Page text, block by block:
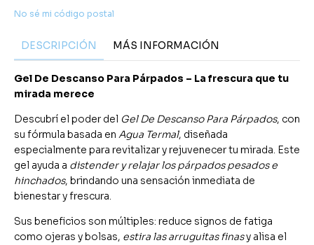
No sé mi código postal
DESCRIPCIÓN MÁS INFORMACIÓN
Gel De Descanso Para Párpados – La frescura que tu
mirada merece
Descubrí el poder del Gel De Descanso Para Párpados, con
su fórmula basada en Agua Termal, diseñada
especialmente para revitalizar y rejuvenecer tu mirada. Este
gel ayuda a distender y relajar los párpados pesados e
hinchados, brindando una sensación inmediata de
bienestar y frescura.
Sus beneficios son múltiples: reduce signos de fatiga
como ojeras y bolsas, estira las arruguitas finasy alisa el